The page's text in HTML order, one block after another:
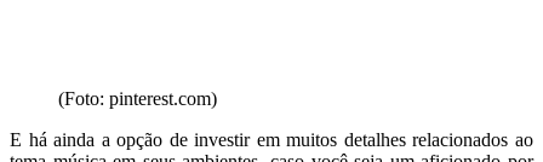
(Foto: pinterest.com)
E há ainda a opção de investir em muitos detalhes relacionados ao